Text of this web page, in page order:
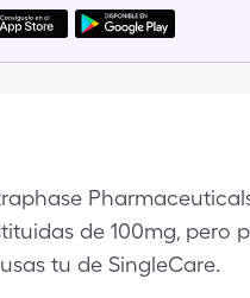
de 100mg, pero
tu de SingleCare.